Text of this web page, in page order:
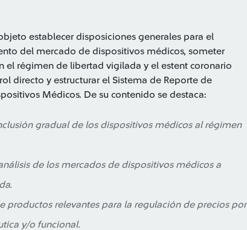
establecer disposiciones generales para el
del mercado de dispositivos médicos, someter
el régimen de libertad vigilada y el estent coronario
directo y estructurar el Sistema de Reporte de
Médicos. De su contenido se destaca:
gradual de los dispositivos médicos al régimen
de los mercados de dispositivos médicos a
productos relevantes para la regulación de precios por
y/o funcional.